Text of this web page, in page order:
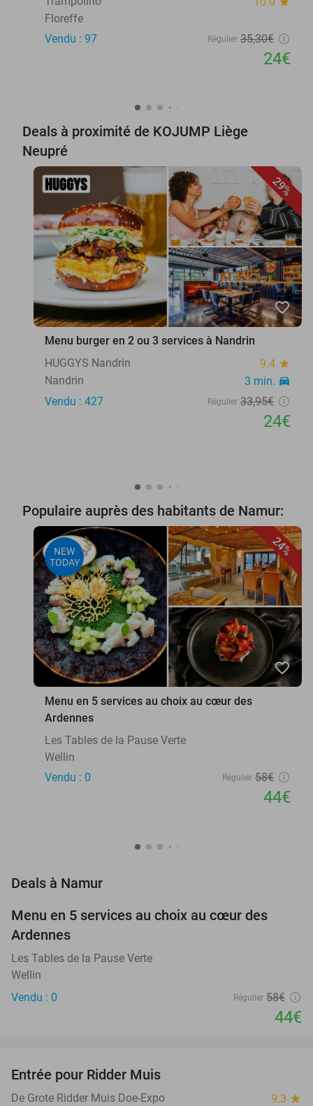
Floreffe
Vendu : 97
Régulier 35,30€
24€
Deals à proximité de KOJUMP Liège
Neupré
29%
favorite_border
Menu burger en 2 ou 3 services à Nandrin
HUGGYS Nandrin
9.4 star
Nandrin 3 min. directions_car
Vendu : 427 Régulier 33,95€
24€
Populaire auprès des habitants de Namur:
24%
NEW
TODAY
favorite_border
Menu en 5 services au choix au cœur des
Ardennes
Les Tables de la Pause Verte
Wellin
Vendu : 0
Régulier 58€
44€
Deals à Namur
TODAY
Menu en 5 services au choix au cœur des
Ardennes
Les Tables de la Pause Verte
Wellin
Vendu : 0
Régulier 58€
44€
TODAY
Entrée pour Ridder Muis
De Grote Ridder Muis Doe-Expo 9.3 star